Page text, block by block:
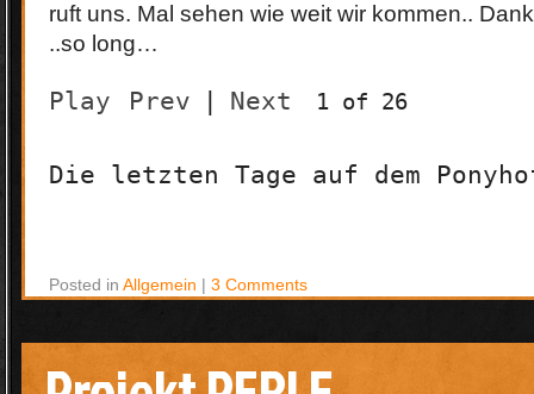
ruft uns. Mal sehen wie weit wir kommen..
..so long…
Play Prev Next 1 of 26
Die letzten Tage auf dem
Posted in Allgemein | 3 Comments